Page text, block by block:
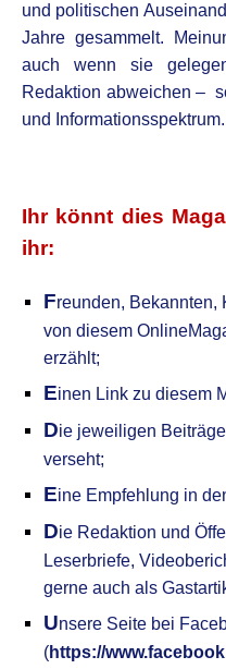
und politischen
Jahre gesammelt.
auch wenn sie
Redaktion abweichen –
und Informationsspektrum.
Ihr könnt dies
ihr:
Freunden, Bekannten,
von diesem
erzählt;
Einen Link zu diesem
Die jeweiligen
verseht;
Eine Empfehlung in
Die Redaktion und
Leserbriefe,
gerne auch als
Unsere Seite bei
(https://